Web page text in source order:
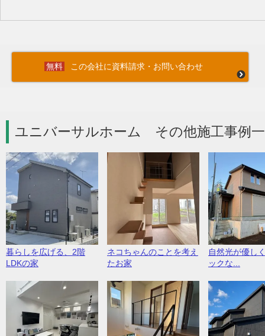
この会社に資料請求・お問い合わせ
ユニバーサルホーム その他施工事例
暮らしを広げる、2階
LDKの家
ネコちゃんのことを考え
たお家
自然光が優し
ックな...